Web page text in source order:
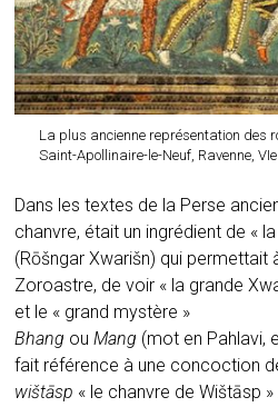
La plus ancienne représentation des
Saint-Apollinaire-le-Neuf, Ravenne,
Dans les textes de la Perse
chanvre, était un ingrédient de «
(Rōšngar Xwarišn) qui permettait
Zoroastre, de voir « la grande
et le « grand mystère »
Bhang ou Mang (mot en Pahlavi,
fait référence à une concoction
wištāsp « le chanvre de Wištāsp »